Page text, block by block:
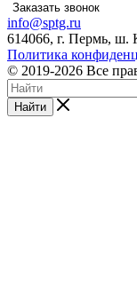
Заказать звонок
info@sptg.ru
614066, г. Пермь, ш.
Политика
© 2019-2026 Все
Найти